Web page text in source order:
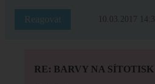
Reagovat 10.03.2017 14:30
RE: BARVY NA SÍTOTISK